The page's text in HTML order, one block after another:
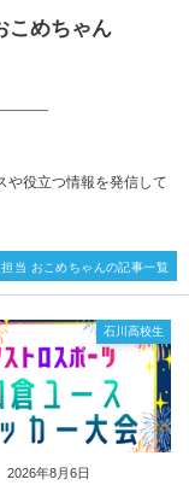
こめちゃん
や役立つ情報を発信して
2026年8月6日
石川高校生
担当 おこめちゃんの記事一覧